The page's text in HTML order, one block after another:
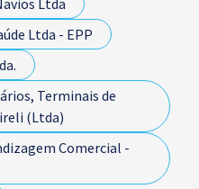
Ltda
Ltda - EPP
Terminais de
(Ltda)
Comercial -